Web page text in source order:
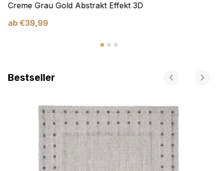
Creme Grau Gold Abstrakt Effekt 3D
ab €39,99
Bestseller